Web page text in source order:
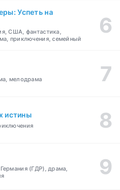
Успеть на
США, фантастика,
приключения, семейный
мелодрама
истины
(ГДР), драма,